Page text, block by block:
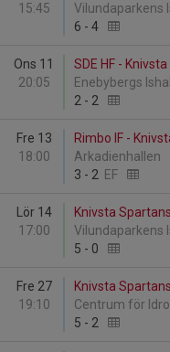
15:45
Vilundaparkens
6 - 4
Ons 11
20:05
SDE HF -
Enebybergs Ishall
2 - 2
Fre 13
18:00
Rimbo IF -
Arkadienhallen
3 - 2 EF
Lör 14
17:00
Knivsta
Vilundaparkens
5 - 0
Fre 27
19:10
Knivsta
Centrum för
5 - 2